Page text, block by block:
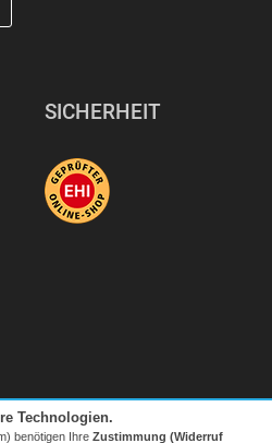
SICHERHEIT
Technologien.
benötigen Ihre Zustimmung (Widerruf